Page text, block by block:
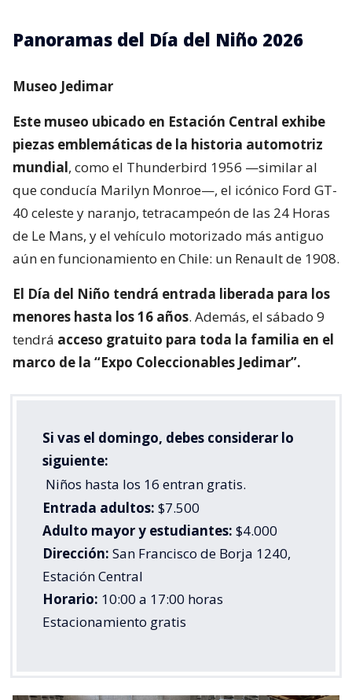
Panoramas del Día del Niño 2026
Museo Jedimar
Este museo ubicado en Estación Central exhibe
piezas emblemáticas de la historia automotriz
mundial, como el Thunderbird 1956 —similar al
que conducía Marilyn Monroe—, el icónico Ford GT-
40 celeste y naranjo, tetracampeón de las 24 Horas
de Le Mans, y el vehículo motorizado más antiguo
aún en funcionamiento en Chile: un Renault de 1908.
El Día del Niño tendrá entrada liberada para los
menores hasta los 16 años. Además, el sábado 9
tendrá acceso gratuito para toda la familia en el
marco de la “Expo Coleccionables Jedimar”.
Si vas el domingo, debes considerar lo
siguiente:
Niños hasta los 16 entran gratis.
Entrada adultos: $7.500
Adulto mayor y estudiantes: $4.000
Dirección: San Francisco de Borja 1240,
Estación Central
Horario: 10:00 a 17:00 horas
Estacionamiento gratis